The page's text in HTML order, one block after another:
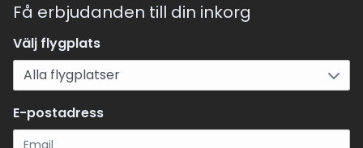
Få erbjudanden till din inkorg
Välj flygplats
E-postadress